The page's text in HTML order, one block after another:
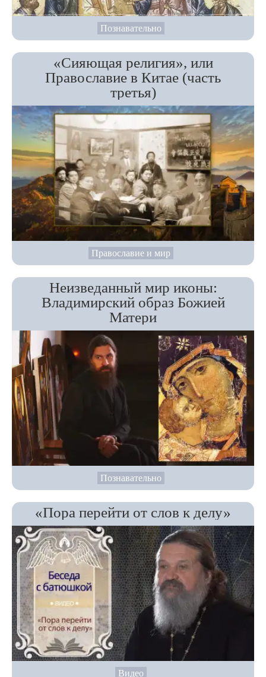
Познавательно
«Сияющая религия», или
Православие в Китае (часть
третья)
Православие и мир
Неизведанный мир иконы:
Владимирский образ Божией
Матери
Познавательно
«Пора перейти от слов к делу»
Видео